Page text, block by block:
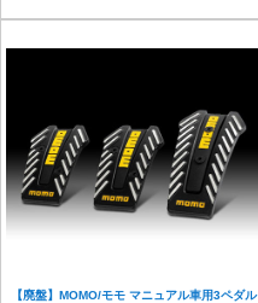
【廃盤】MOMO/モモ マニュアル車用3ペダル